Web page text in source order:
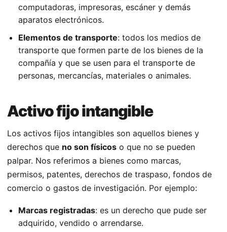
computadoras, impresoras, escáner y demás
aparatos electrónicos.
Elementos de transporte: todos los medios de
transporte que formen parte de los bienes de la
compañía y que se usen para el transporte de
personas, mercancías, materiales o animales.
Activo fijo intangible
Los activos fijos intangibles son aquellos bienes y
derechos que no son físicos o que no se pueden
palpar. Nos referimos a bienes como marcas,
permisos, patentes, derechos de traspaso, fondos de
comercio o gastos de investigación. Por ejemplo:
Marcas registradas: es un derecho que pude ser
adquirido, vendido o arrendarse.